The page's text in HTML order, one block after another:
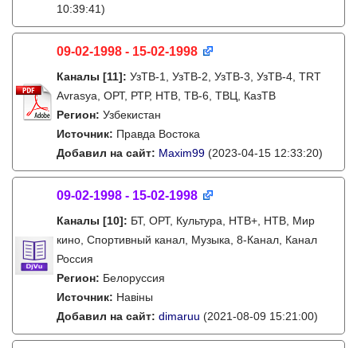
10:39:41)
09-02-1998 - 15-02-1998
Каналы [11]: УзТВ-1, УзТВ-2, УзТВ-3, УзТВ-4, TRT
Avrasya, ОРТ, РТР, НТВ, ТВ-6, ТВЦ, КазТВ
Регион: Узбекистан
Источник: Правда Востока
Добавил на сайт: Maxim99 (2023-04-15 12:33:20)
09-02-1998 - 15-02-1998
Каналы [10]: БТ, ОРТ, Культура, НТВ+, НТВ, Мир
кино, Спортивный канал, Музыка, 8-Канал, Канал
Россия
Регион: Белоруссия
Источник: Навіны
Добавил на сайт: dimaruu (2021-08-09 15:21:00)